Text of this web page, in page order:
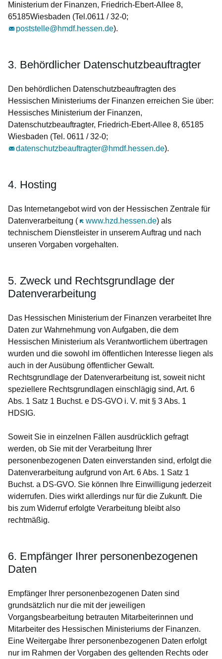
Ministerium der Finanzen, Friedrich-Ebert-Allee 8,
65185Wiesbaden (Tel.0611 / 32-0;
poststelle@hmdf.hessen.de).
3. Behördlicher Datenschutzbeauftragter
Den behördlichen Datenschutzbeauftragten des
Hessischen Ministeriums der Finanzen erreichen Sie über:
Hessisches Ministerium der Finanzen,
Datenschutzbeauftragter, Friedrich-Ebert-Allee 8, 65185
Wiesbaden (Tel. 0611 / 32-0;
datenschutzbeauftragter@hmdf.hessen.de).
4. Hosting
Das Internetangebot wird von der Hessischen Zentrale für
Datenverarbeitung (
www.hzd.hessen.de
Öffnet sich in einem neuen Fenster
) als
technischem Dienstleister in unserem Auftrag und nach
unseren Vorgaben vorgehalten.
5. Zweck und Rechtsgrundlage der
Datenverarbeitung
Das Hessischen Ministerium der Finanzen verarbeitet Ihre
Daten zur Wahrnehmung von Aufgaben, die dem
Hessischen Ministerium als Verantwortlichem übertragen
wurden und die sowohl im öffentlichen Interesse liegen als
auch in der Ausübung öffentlicher Gewalt.
Rechtsgrundlage der Datenverarbeitung ist, soweit nicht
speziellere Rechtsgrundlagen einschlägig sind, Art. 6
Abs. 1 Satz 1 Buchst. e DS-GVO i. V. mit § 3 Abs. 1
HDSIG.
Soweit Sie in einzelnen Fällen ausdrücklich gefragt
werden, ob Sie mit der Verarbeitung Ihrer
personenbezogenen Daten einverstanden sind, erfolgt die
Datenverarbeitung aufgrund von Art. 6 Abs. 1 Satz 1
Buchst. a DS-GVO. Sie können Ihre Einwilligung jederzeit
widerrufen. Dies wirkt allerdings nur für die Zukunft. Die
bis zum Widerruf erfolgte Verarbeitung bleibt also
rechtmäßig.
6. Empfänger Ihrer personenbezogenen
Daten
Empfänger Ihrer personenbezogenen Daten sind
grundsätzlich nur die mit der jeweiligen
Vorgangsbearbeitung betrauten Mitarbeiterinnen und
Mitarbeiter des Hessischen Ministeriums der Finanzen.
Eine Weitergabe Ihrer personenbezogenen Daten erfolgt
nur im Rahmen der Vorgaben des geltenden Rechts oder